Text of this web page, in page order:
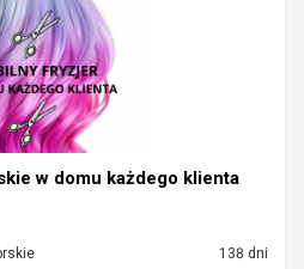
w domu każdego klienta
138 dni